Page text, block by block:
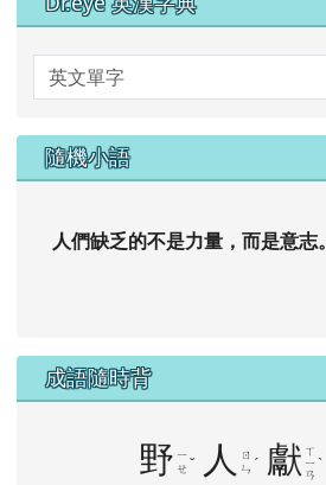
英文單字
隨機小語
人們缺乏的不是力量，而是意志。
成語隨時背
野 ㄧ
ㄝ ˇ 人
ㄖ
ㄣ ˊ 獻 ㄒ
ㄧ
ㄢ
ˋ